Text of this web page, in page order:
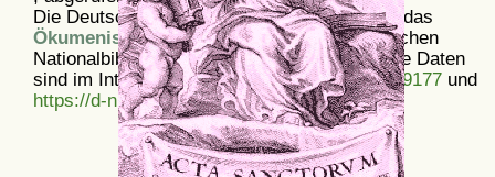
Die Deutsche Nationalbibliothek verzeichnet das
Ökumenische Heiligenlexikonin der Deutschen
Nationalbibliografie; detaillierte bibliografische Daten
sind im Internet überhttps://d-nb.info/1175439177 und
https://d-nb.info/969828497abrufbar.